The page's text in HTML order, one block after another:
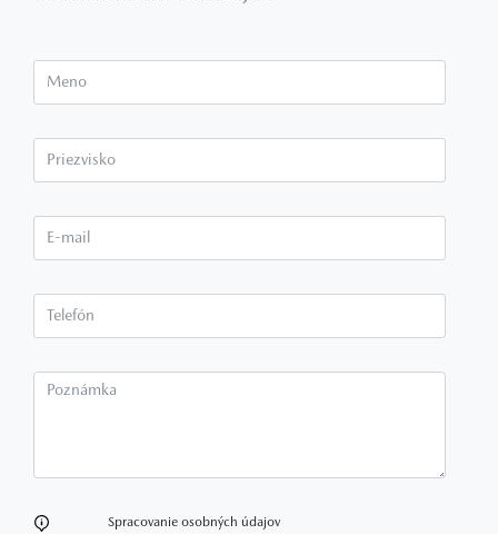
Spracovanie osobných údajov